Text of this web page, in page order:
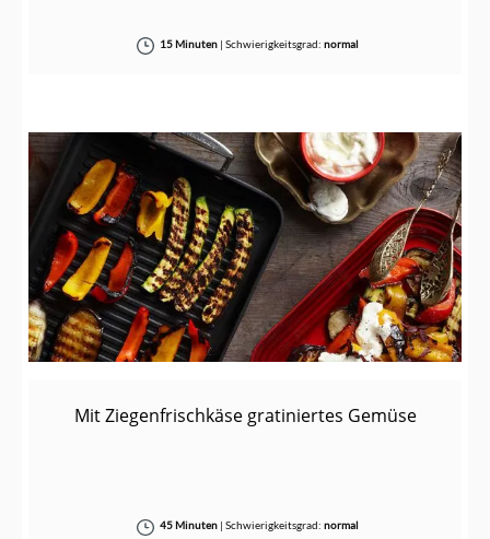
15 Minuten| Schwierigkeitsgrad: normal
Mit Ziegenfrischkäse gratiniertes Gemüse
45 Minuten| Schwierigkeitsgrad: normal